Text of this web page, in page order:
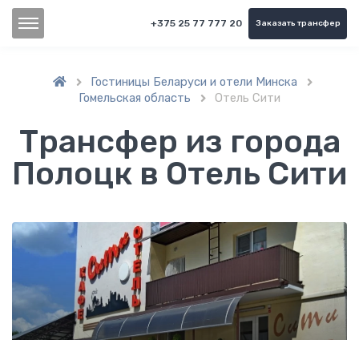
+375 25 77 777 20 Заказать трансфер
 Гостиницы Беларуси и отели Минска 
Гомельская область  Отель Сити
Трансфер из города
Полоцк в Отель Сити